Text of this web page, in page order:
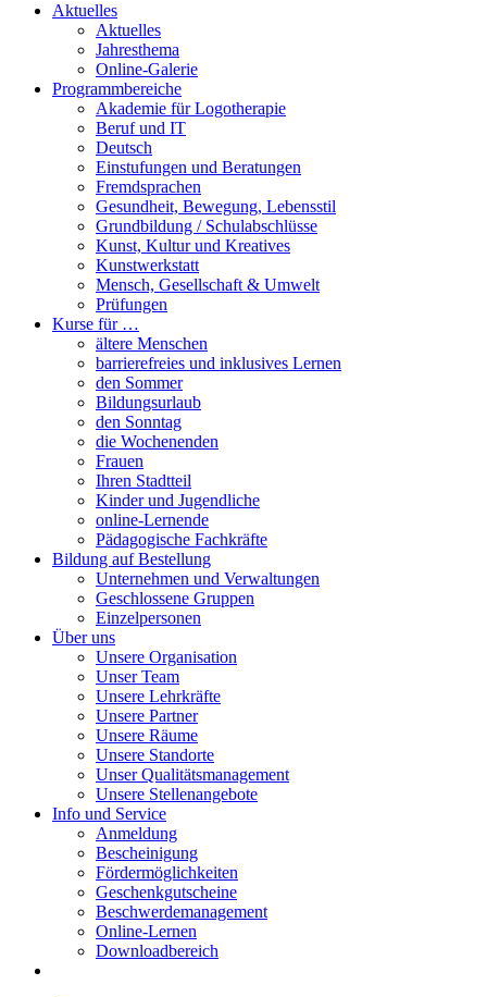
Aktuelles
Aktuelles
Jahresthema
Online-Galerie
Programmbereiche
Akademie für Logotherapie
Beruf und IT
Deutsch
Einstufungen und Beratungen
Fremdsprachen
Gesundheit, Bewegung, Lebensstil
Grundbildung / Schulabschlüsse
Kunst, Kultur und Kreatives
Kunstwerkstatt
Mensch, Gesellschaft & Umwelt
Prüfungen
Kurse für …
ältere Menschen
barrierefreies und inklusives Lernen
den Sommer
Bildungsurlaub
den Sonntag
die Wochenenden
Frauen
Ihren Stadtteil
Kinder und Jugendliche
online-Lernende
Pädagogische Fachkräfte
Bildung auf Bestellung
Unternehmen und Verwaltungen
Geschlossene Gruppen
Einzelpersonen
Über uns
Unsere Organisation
Unser Team
Unsere Lehrkräfte
Unsere Partner
Unsere Räume
Unsere Standorte
Unser Qualitätsmanagement
Unsere Stellenangebote
Info und Service
Anmeldung
Bescheinigung
Fördermöglichkeiten
Geschenkgutscheine
Beschwerdemanagement
Online-Lernen
Downloadbereich